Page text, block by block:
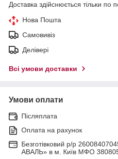
Доставка здійснюється тільки по
Нова Пошта
Самовивіз
Делівері
Всі умови доставки
Умови оплати
Післяплата
Оплата на рахунок
Безготівковий р/р
АВАЛЬ» в м. Київ МФО